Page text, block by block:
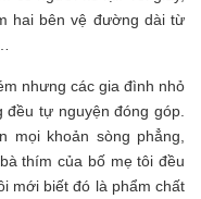
hai bên vệ đường dài từ
nhưng các gia đình nhỏ
tự nguyện đóng góp.
mọi khoản sòng phẳng,
thím của bố mẹ tôi đều
mới biết đó là phẩm chất